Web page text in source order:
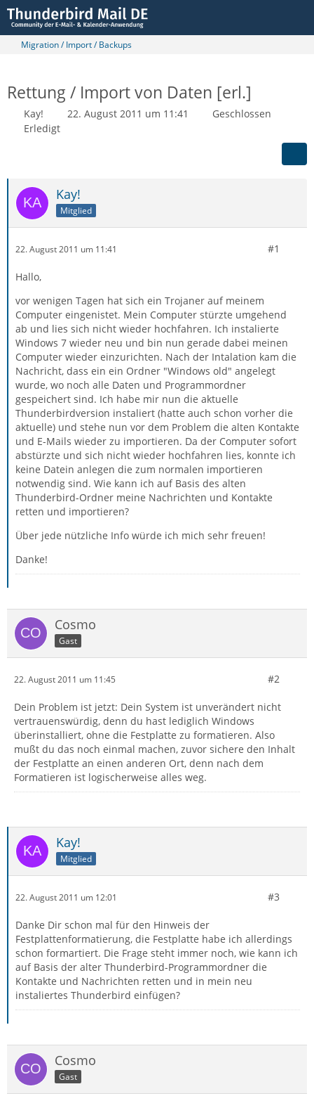
Migration / Import / Backups
Rettung / Import von Daten [erl.]
Kay! 22. August 2011 um 11:41
Geschlossen
Erledigt
Kay!
Mitglied
22. August 2011 um 11:41 #1
Hallo,
vor wenigen Tagen hat sich ein Trojaner auf meinem
Computer eingenistet. Mein Computer stürzte umgehend
ab und lies sich nicht wieder hochfahren. Ich instalierte
Windows 7 wieder neu und bin nun gerade dabei meinen
Computer wieder einzurichten. Nach der Intalation kam die
Nachricht, dass ein ein Ordner "Windows old" angelegt
wurde, wo noch alle Daten und Programmordner
gespeichert sind. Ich habe mir nun die aktuelle
Thunderbirdversion instaliert (hatte auch schon vorher die
aktuelle) und stehe nun vor dem Problem die alten Kontakte
und E-Mails wieder zu importieren. Da der Computer sofort
abstürzte und sich nicht wieder hochfahren lies, konnte ich
keine Datein anlegen die zum normalen importieren
notwendig sind. Wie kann ich auf Basis des alten
Thunderbird-Ordner meine Nachrichten und Kontakte
retten und importieren?
Über jede nützliche Info würde ich mich sehr freuen!
Danke!
Cosmo
Gast
22. August 2011 um 11:45 #2
Dein Problem ist jetzt: Dein System ist unverändert nicht
vertrauenswürdig, denn du hast lediglich Windows
überinstalliert, ohne die Festplatte zu formatieren. Also
mußt du das noch einmal machen, zuvor sichere den Inhalt
der Festplatte an einen anderen Ort, denn nach dem
Formatieren ist logischerweise alles weg.
Kay!
Mitglied
22. August 2011 um 12:01 #3
Danke Dir schon mal für den Hinweis der
Festplattenformatierung, die Festplatte habe ich allerdings
schon formartiert. Die Frage steht immer noch, wie kann ich
auf Basis der alter Thunderbird-Programmordner die
Kontakte und Nachrichten retten und in mein neu
instaliertes Thunderbird einfügen?
Cosmo
Gast